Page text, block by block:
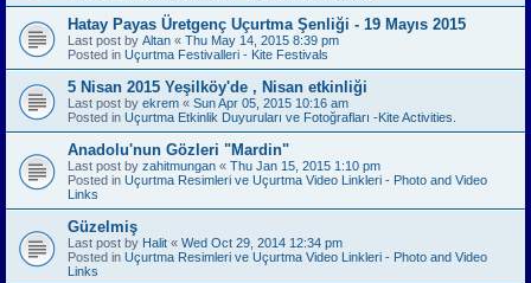
Hatay Payas Üretgenç Uçurtma Şenliği - 19 Mayıs 2015
Last post by Altan « Thu May 14, 2015 8:39 pm
Posted in Uçurtma Festivalleri - Kite Festivals
5 Nisan 2015 Yeşilköy'de , Nisan etkinliği
Last post by ekrem « Sun Apr 05, 2015 10:16 am
Posted in Uçurtma Etkinlik Duyuruları ve Fotoğrafları -Kite Activities.
Anadolu'nun Gözleri "Mardin"
Last post by zahitmungan « Thu Jan 15, 2015 1:10 pm
Posted in Uçurtma Resimleri ve Uçurtma Video Linkleri - Photo and Video
Links
Güzelmiş
Last post by Halit « Wed Oct 29, 2014 12:34 pm
Posted in Uçurtma Resimleri ve Uçurtma Video Linkleri - Photo and Video
Links